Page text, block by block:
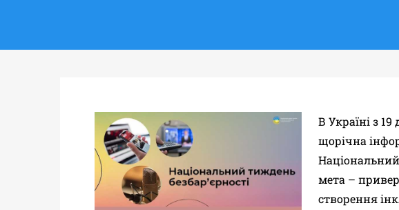
В Україні з
щорічна
Національний
мета –
створення